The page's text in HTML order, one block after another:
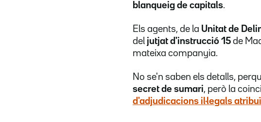
blanqueig de capitals.
Els agents, de la Unitat de
del jutjat d'instrucció 15 de
mateixa companyia.
No se'n saben els detalls,
secret de sumari, però la
d'adjudicacions il·legals